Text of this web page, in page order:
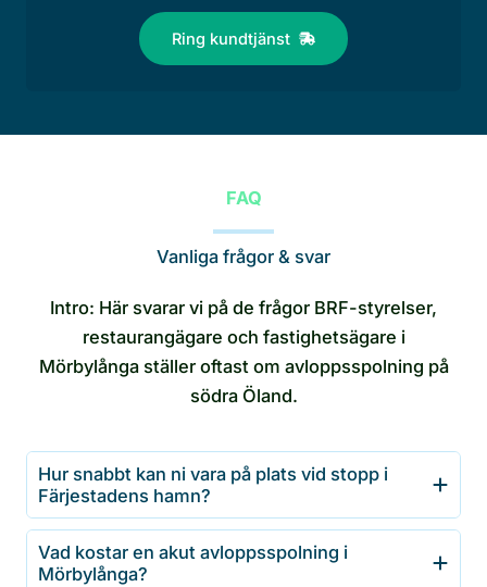
Ring kundtjänst
FAQ
Vanliga frågor & svar
Intro: Här svarar vi på de frågor BRF-styrelser,
restaurangägare och fastighetsägare i
Mörbylånga ställer oftast om avloppsspolning på
södra Öland.
Hur snabbt kan ni vara på plats vid stopp i
Färjestadens hamn?
Vad kostar en akut avloppsspolning i
Mörbylånga?